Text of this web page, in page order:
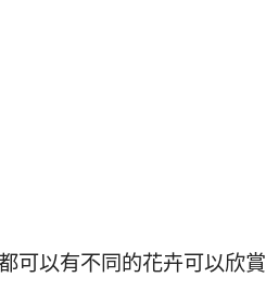
可以有不同的花卉可以欣賞